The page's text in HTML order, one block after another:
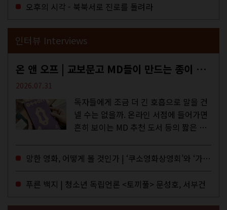
오후의 시각 - 북북서로 진로를 돌려라
인터뷰 Interviews
온 앤 오프 | 교보문고 MD들이 만드는 종이 잡지 <어떤>
2026.07.31
독자들에게 조금 더 긴 호흡으로 말을 건
넬 수는 없을까. 온라인 서점에 들어가면
흔히 보이는 MD 추천 도서 등의 짧은 문
MD들의 고민 끝에 세상 밖으로 나온 종
이 잡지 어떤(otton). 지난해 12월...
망한 영화, 어떻게 볼 것인가 | ‘쿠소영화상영회’와 ‘가자미’의 이야기
푸른 백지 | 청소년 독립언론 <토끼풀> 문성호, 서부건